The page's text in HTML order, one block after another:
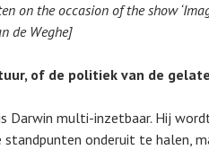
on the occasion of the show
de Weghe]
of de politiek van de
Darwin multi-inzetbaar. Hij
standpunten onderuit te halen,